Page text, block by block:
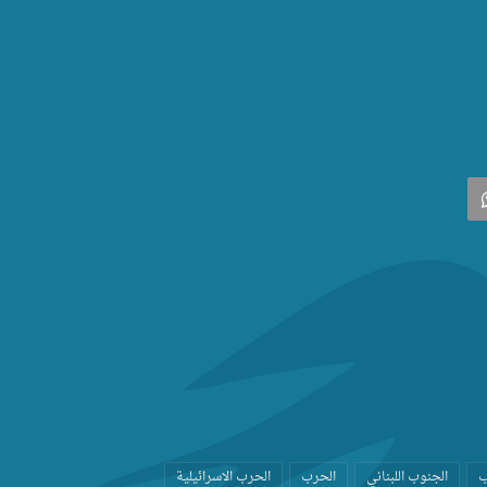
واتساب
الجنوب اللبناني الحرب الحرب الاسرائيلية